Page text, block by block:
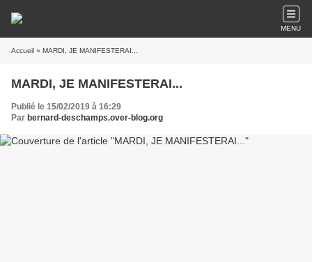
MENU
Accueil » MARDI, JE MANIFESTERAI...
MARDI, JE MANIFESTERAI...
Publié le 15/02/2019 à 16:29
Par bernard-deschamps.over-blog.org